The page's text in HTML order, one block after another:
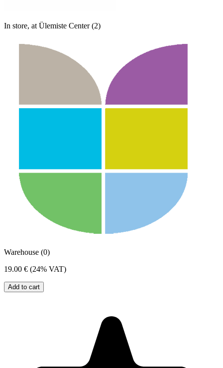
In store, at Ülemiste Center (2)
Warehouse (0)
19.00 € (24% VAT)
Add to cart